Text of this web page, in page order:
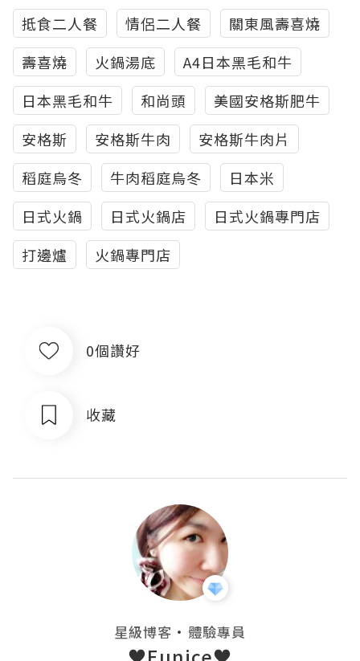
抵食二人餐
情侶二人餐
關東風壽喜燒
壽喜燒
火鍋湯底
A4日本黑毛和牛
日本黑毛和牛
和尚頭
美國安格斯肥牛
安格斯
安格斯牛肉
安格斯牛肉片
稻庭烏冬
牛肉稻庭烏冬
日本米
日式火鍋
日式火鍋店
日式火鍋專門店
打邊爐
火鍋專門店
0個讚好
收藏
星級博客 ・ 體驗專員